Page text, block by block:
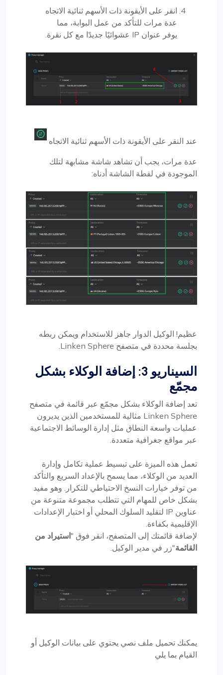
انقر على الأيقونة ذات الأسهم ثنائية الاتجاه
عدة مرات للتأكد من عمل البوابة، مما
يوفر عنوان IP عشوائيًا جديدًا مع كل نقرة.
عند النقر على الأيقونة ذات الأسهم ثنائية الاتجاه
عدة مرات، يجب أن تشاهد شاشة مشابهة لتلك
الموجودة في لقطة الشاشة أدناه:
عظيم! الوكيل الدوار جاهز للاستخدام ويمكن ربطه
بجلسة محددة في متصفح Linken Sphere.
السيناريو 3: إضافة الوكلاء بشكل
مجمّع
تعد إضافة الوكلاء بشكل مجمّع عبر قائمة في متصفح
Linken Sphere مثالية للمستخدمين الذين يديرون
عمليات واسعة النطاق مثل إدارة الوسائط الاجتماعية
عبر مواقع جغرافية متعددة.
تعمل هذه الميزة على تبسيط عملية تكامل وإدارة
العديد من الوكلاء، مما يسمح بالإعداد السريع والتأكد
من توفر خيارات النسخ الاحتياطي للتكرار. وهو مفيد
بشكل خاص للمهام التي تتطلب مجموعة متنوعة من
عناوين IP لتقليد السلوك المحلي أو اختبار الإعدادات
الإقليمية بكفاءة.
لإضافة قائمتك إلى المتصفح، انقر فوق "استيراد من
القائمة"زر في مدير الوكيل.
يمكنك تحميل ملف نصي يحتوي على بيانات الوكيل أو
القيام بما يلي